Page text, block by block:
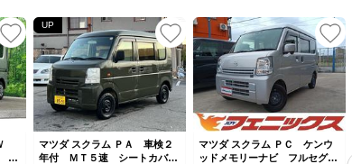
Ｍ
UP
マツダ スクラム ＰＡ 車検２
年付 ＭＴ５速 シートカバ
マツダ スクラム ＰＣ ケンウ
ッドメモリーナビ フルセグＴ